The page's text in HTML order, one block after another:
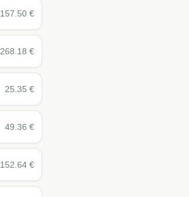
157.50 €
268.18 €
25.35 €
49.36 €
152.64 €